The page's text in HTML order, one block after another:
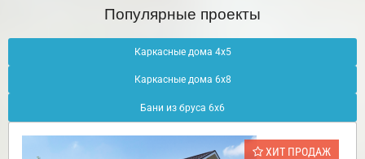
Популярные проекты
Каркасные дома 4х5
Каркасные дома 6х8
Бани из бруса 6х6
ХИТ ПРОДАЖ